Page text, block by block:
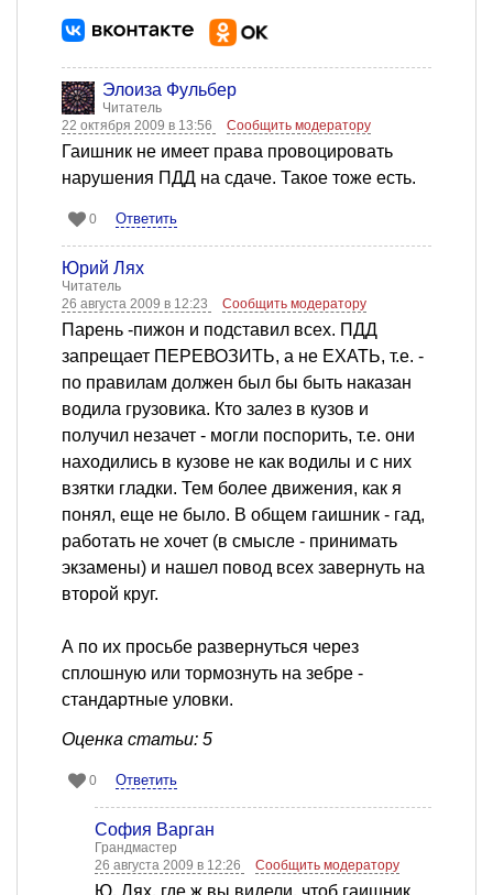
Элоиза Фульбер
Читатель
22 октября 2009 в 13:56
Сообщить модератору
Гаишник не имеет права провоцировать
нарушения ПДД на сдаче. Такое тоже есть.
0 Ответить
Юрий Лях
Читатель
26 августа 2009 в 12:23
Сообщить модератору
Парень -пижон и подставил всех. ПДД
запрещает ПЕРЕВОЗИТЬ, а не ЕХАТЬ, т.е. -
по правилам должен был бы быть наказан
водила грузовика. Кто залез в кузов и
получил незачет - могли поспорить, т.е. они
находились в кузове не как водилы и с них
взятки гладки. Тем более движения, как я
понял, еще не было. В общем гаишник - гад,
работать не хочет (в смысле - принимать
экзамены) и нашел повод всех завернуть на
второй круг.
А по их просьбе развернуться через
сплошную или тормознуть на зебре -
стандартные уловки.
Оценка статьи: 5
0 Ответить
София Варган
Грандмастер
26 августа 2009 в 12:26
Сообщить модератору
Ю. Лях, где ж вы видели, чтоб гаишник